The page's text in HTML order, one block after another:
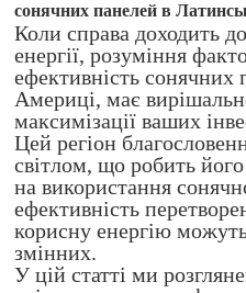
сонячних панелей в
Коли справа доходить
енергії, розуміння
ефективність сонячних
Америці, має
максимізації ваших
Цей регіон
світлом, що робить
на використання
ефективність
корисну енергію
змінних.
У цій статті ми